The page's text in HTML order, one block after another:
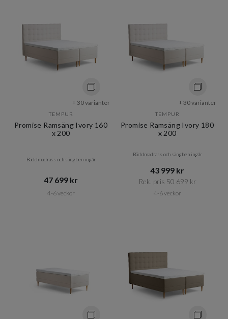
+ 30 varianter
TEMPUR
Promise Ramsäng Ivory 160
x 200
Bäddmadrass och sängben ingår
47 699 kr​​
4-6 veckor
+ 30 varianter
TEMPUR
Promise Ramsäng Ivory 180
x 200
Bäddmadrass och sängben ingår
43 999 kr​​
Rek. pris 50 699 kr​​
4-6 veckor